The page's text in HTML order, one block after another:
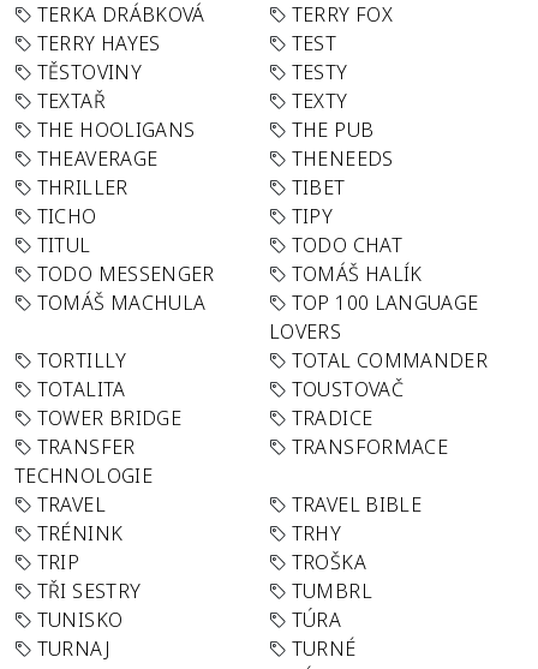
TERKA DRÁBKOVÁ
TERRY FOX
TERRY HAYES
TEST
TĚSTOVINY
TESTY
TEXTAŘ
TEXTY
THE HOOLIGANS
THE PUB
THEAVERAGE
THENEEDS
THRILLER
TIBET
TICHO
TIPY
TITUL
TODO CHAT
TODO MESSENGER
TOMÁŠ HALÍK
TOMÁŠ MACHULA
TOP 100 LANGUAGE
LOVERS
TORTILLY
TOTAL COMMANDER
TOTALITA
TOUSTOVAČ
TOWER BRIDGE
TRADICE
TRANSFER
TECHNOLOGIE
TRANSFORMACE
TRAVEL
TRAVEL BIBLE
TRÉNINK
TRHY
TRIP
TROŠKA
TŘI SESTRY
TUMBRL
TUNISKO
TÚRA
TURNAJ
TURNÉ